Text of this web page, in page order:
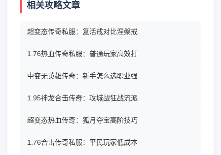
相关攻略文章
超变态传奇私服：复活戒对比涅槃戒
1.76热血传奇私服：普通玩家高效打
中变无英雄传奇：新手怎么选职业强
1.95神龙合击传奇：攻城战狂战流派
超变态热血传奇：狐月夺宝高阶技巧
1.76合击传奇私服：平民玩家低成本